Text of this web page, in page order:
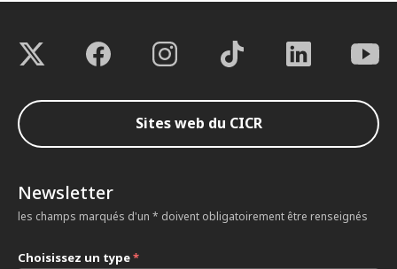
Sites web du CICR
Newsletter
les champs marqués d'un * doivent obligatoirement être renseignés
Choisissez un type*